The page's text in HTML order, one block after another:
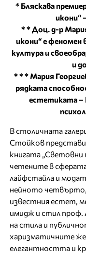
* Бляскава
икони“
* * Доц. д-р
икони“ е феномен
култура и
и
* * * Мария
рядката
естетиката –
В столичната
Стойков
книгата „Световни
четените в
лайфстайла и
нейното четвърто,
известния естет,
имидж и стил
на стила и
харизматичните
елегантността и